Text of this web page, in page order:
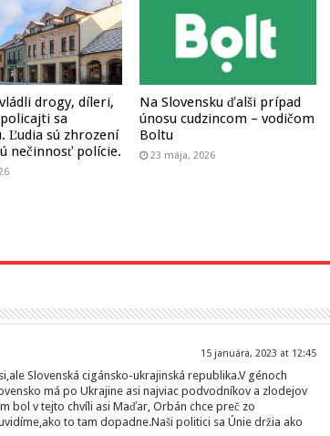
drogy, díleri,
sa
Ľudia sú zhrození
nečinnosť polície.
Na Slovensku ďalši prípad
únosu cudzincom – vodičom
Boltu
23 mája, 2026
15 januára, 2023 at 12:45
Slovenská cigánsko-ukrajinská republika.V génoch
má po Ukrajine asi najviac podvodníkov a zlodejov
bol v tejto chvíli asi Maďar, Orbán chce preč zo
to tam dopadne.Naši politici sa Únie držia ako